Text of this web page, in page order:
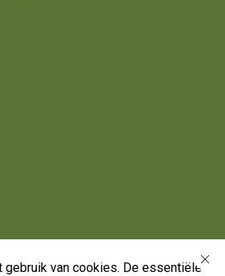
gebruik van cookies. De essentiële